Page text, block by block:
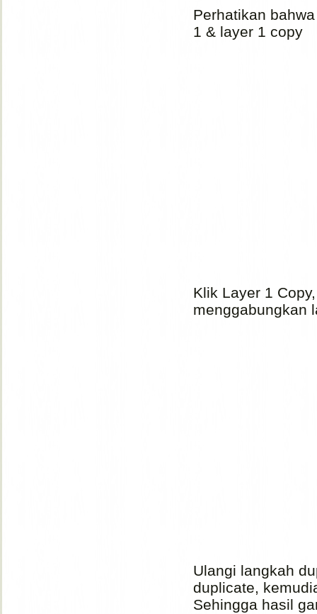
Perhatikan
1 & layer 1 copy
Klik Layer 1
menggabungkan
Ulangi langkah
duplicate,
Sehingga hasil